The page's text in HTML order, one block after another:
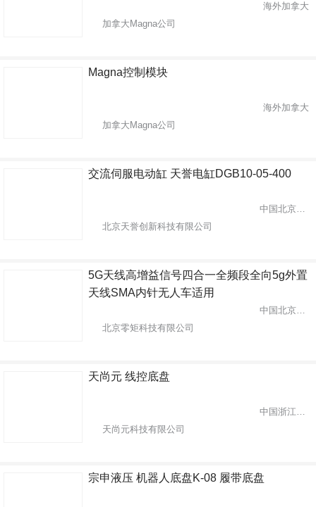
海外加拿大
加拿大Magna公司
Magna控制模块
海外加拿大
加拿大Magna公司
交流伺服电动缸 天誉电缸DGB10-05-400
中国北京市通州区
北京天誉创新科技有限公司
5G天线高增益信号四合一全频段全向5g外置
天线SMA内针无人车适用
中国北京市海淀区
北京零矩科技有限公司
天尚元 线控底盘
中国浙江省宁波市
天尚元科技有限公司
宗申液压 机器人底盘K-08 履带底盘